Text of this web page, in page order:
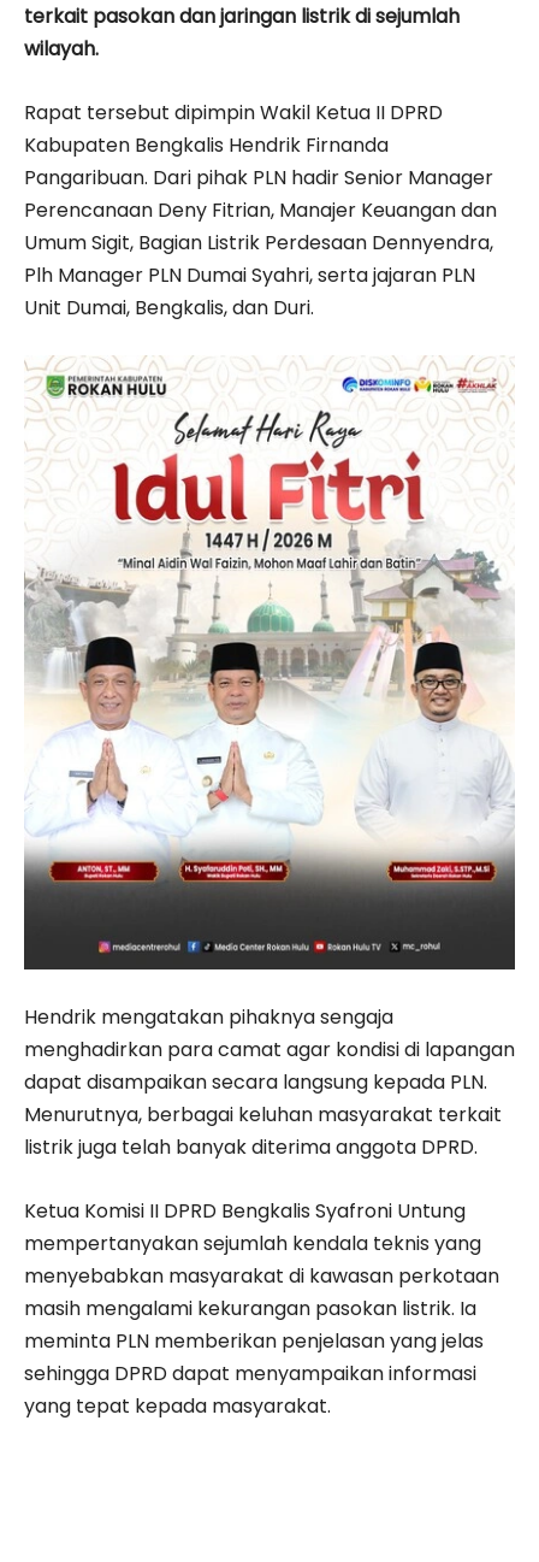
terkait pasokan dan jaringan listrik di sejumlah
wilayah.
Rapat tersebut dipimpin Wakil Ketua II DPRD
Kabupaten Bengkalis Hendrik Firnanda
Pangaribuan. Dari pihak PLN hadir Senior Manager
Perencanaan Deny Fitrian, Manajer Keuangan dan
Umum Sigit, Bagian Listrik Perdesaan Dennyendra,
Plh Manager PLN Dumai Syahri, serta jajaran PLN
Unit Dumai, Bengkalis, dan Duri.
Hendrik mengatakan pihaknya sengaja
menghadirkan para camat agar kondisi di lapangan
dapat disampaikan secara langsung kepada PLN.
Menurutnya, berbagai keluhan masyarakat terkait
listrik juga telah banyak diterima anggota DPRD.
Ketua Komisi II DPRD Bengkalis Syafroni Untung
mempertanyakan sejumlah kendala teknis yang
menyebabkan masyarakat di kawasan perkotaan
masih mengalami kekurangan pasokan listrik. Ia
meminta PLN memberikan penjelasan yang jelas
sehingga DPRD dapat menyampaikan informasi
yang tepat kepada masyarakat.